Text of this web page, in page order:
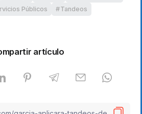
Públicos Tandeos
artículo